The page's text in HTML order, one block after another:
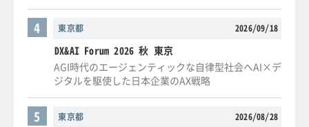
東京都 2026/09/18
4
DX&AI Forum 2026 秋 東京
AGI時代のエージェンティックな自律型社会へAI×デ
ジタルを駆使した日本企業のAX戦略
東京都 2026/08/28
5